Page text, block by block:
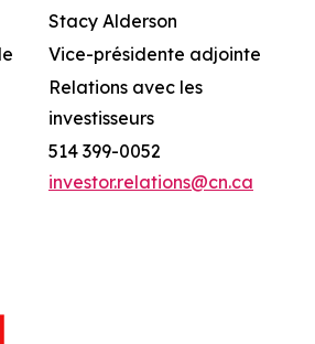
Stacy Alderson
Vice-présidente adjointe
Relations avec les
investisseurs
514 399-0052
investor.relations@cn.ca